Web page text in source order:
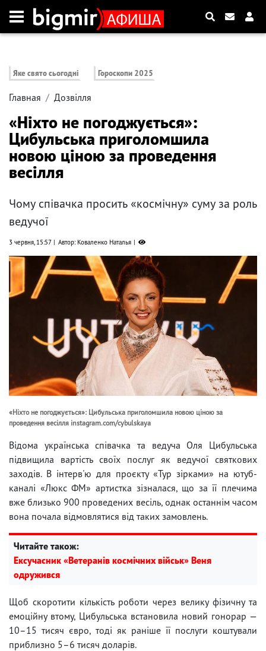
Яке свято сьогодні Гороскопи 2025
Главная Дозвілля
«Ніхто не погоджується»:
Цибульська приголомшила
новою ціною за проведення
весілля
Чому співачка просить «космічну» суму за роль
ведучої
3 червня, 15:57 Автор: Коваленко Наталья
«Ніхто не погоджується»: Цибульська приголомшила новою ціною за
проведення весілля instagram.com/cybulskaya
Відома українська співачка та ведуча Оля Цибульська
підвищила вартість своїх послуг як ведучої святкових
заходів. В інтерв'ю для проєкту «Тур зірками» на ютуб-
каналі «Люкс ФМ» артистка зізналася, що за її плечима
вже близько 900 проведених весіль, однак останнім часом
вона почала відмовлятися від таких замовлень.
Читайте також:
Ексучасник «Ветеранів космічних військ» Веня
одружився
Щоб скоротити кількість роботи через велику фізичну та
емоційну втому, Цибульська встановила новий гонорар —
10–15 тисяч євро, тоді як раніше її послуги коштували
приблизно 5–6 тисяч доларів.